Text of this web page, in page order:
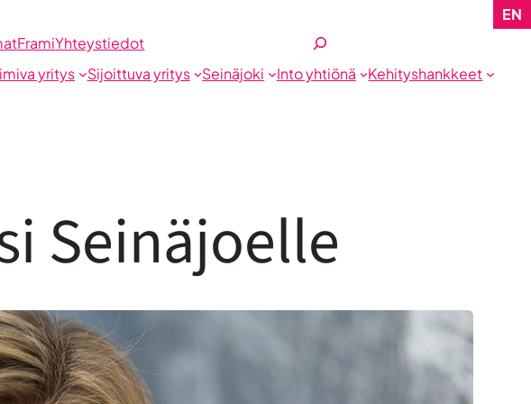
FramiYhteystiedot
Etsi
yritys Sijoittuva yritys Seinäjoki Into yhtiönä Kehityshankkeet
EN
Seinäjoelle